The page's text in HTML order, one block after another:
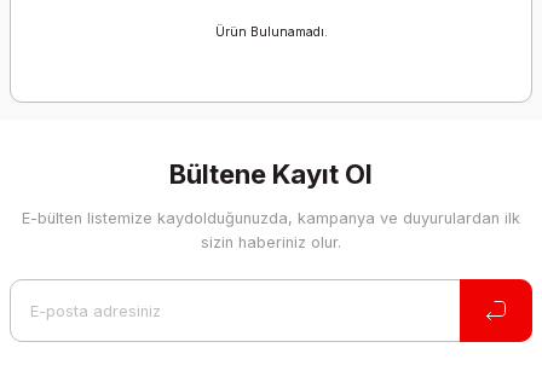
Ürün Bulunamadı.
Bültene Kayıt Ol
E-bülten listemize kaydolduğunuzda, kampanya ve duyurulardan ilk
sizin haberiniz olur.